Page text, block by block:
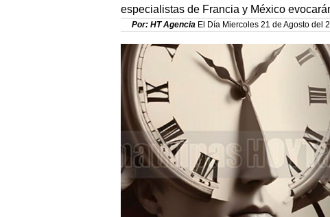
especialistas de Francia y México
Por: HT Agencia El Día Miercoles 21 de Agosto del